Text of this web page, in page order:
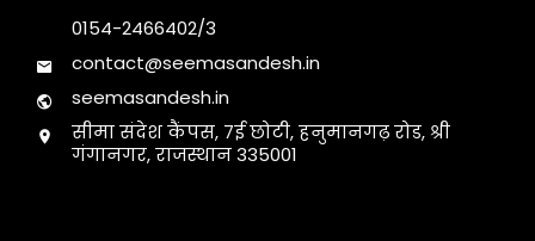
0154-2466402/3
contact@seemasandesh.in
seemasandesh.in
सीमा संदेश कैंपस, 7ई छोटी, हनुमानगढ़ रोड, श्री
गंगानगर, राजस्थान 335001